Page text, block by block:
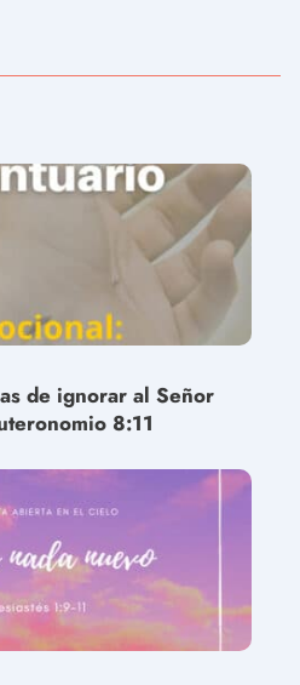
de ignorar al Señor
8:11